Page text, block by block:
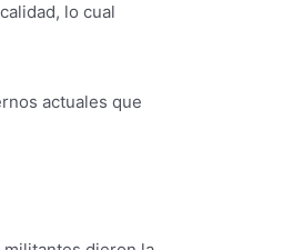
lo cual
actuales que